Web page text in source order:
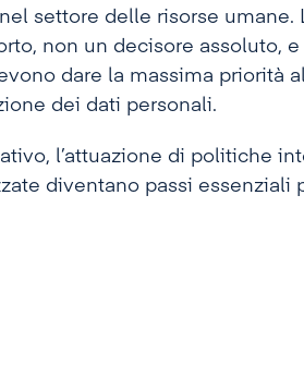
settore delle risorse umane.
non un decisore assoluto,
dare la massima priorità
dei dati personali.
l’attuazione di politiche
diventano passi essenziali